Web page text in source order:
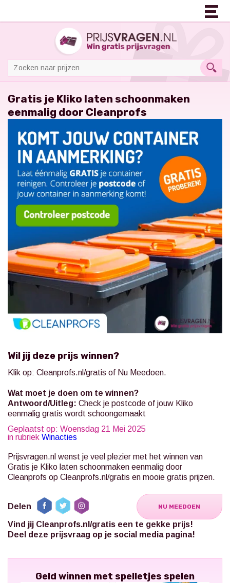
Gratis je Kliko laten schoonmaken
eenmalig door Cleanprofs
Wil jij deze prijs winnen?
Klik op: Cleanprofs.nl/gratis of Nu Meedoen.
Wat moet je doen om te winnen?
Antwoord/Uitleg: Check je postcode of jouw Kliko
eenmalig gratis wordt schoongemaakt
Geplaatst op: Woensdag 21 Mei 2025
in rubriek Winacties
Prijsvragen.nl wenst je veel plezier met het winnen van
Gratis je Kliko laten schoonmaken eenmalig door
Cleanprofs op Cleanprofs.nl/gratis en mooie gratis prijzen.
Delen NU MEEDOEN
Vind jij Cleanprofs.nl/gratis een te gekke prijs!
Deel deze prijsvraag op je social media pagina!
Geld winnen met spelletjes spelen